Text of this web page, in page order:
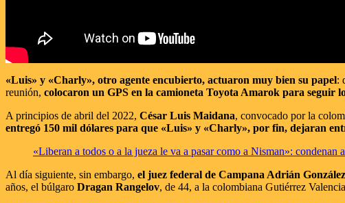
«Luis» y «Charly», otro agente encubierto, actuaron muy bien su papel:
reunión, colocaron un GPS en la camioneta Toyota Amarok para seguir
A principios de abril del 2022, César Luis Maidana, convocado por la
entregó 150 mil dólares para que «Luis» y «Charly», por fin, dejaran
«Liberan a todos o a la jueza le va a pasar como a Nisman»:
Al día siguiente, sin embargo, el juez federal de Campana Adrián
años, el búlgaro Dragan Rangelov, de 44, a la colombiana Gutiérrez